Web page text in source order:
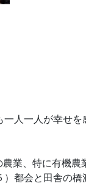
人一人が幸せ
農業、特に有機
都会と田舎の